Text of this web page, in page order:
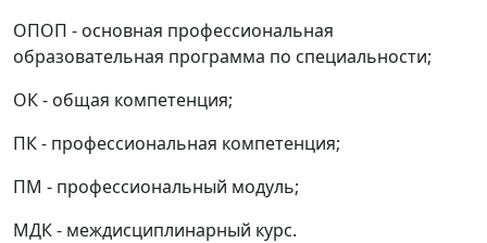
ОПОП - основная профессиональная
образовательная программа по специальности;
ОК - общая компетенция;
ПК - профессиональная компетенция;
ПМ - профессиональный модуль;
МДК - междисциплинарный курс.